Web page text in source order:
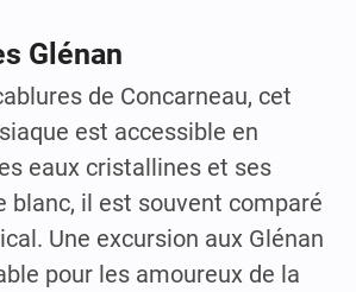
Glénan
de Concarneau, cet
est accessible en
eaux cristallines et ses
blanc, il est souvent comparé
Une excursion aux Glénan
pour les amoureux de la